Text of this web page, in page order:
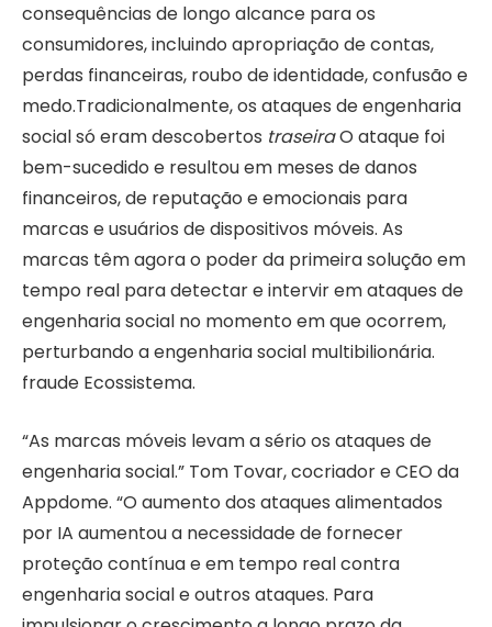
consequências de longo alcance para os
consumidores, incluindo apropriação de contas,
perdas financeiras, roubo de identidade, confusão e
medo.Tradicionalmente, os ataques de engenharia
social só eram descobertos traseiraO ataque foi
bem-sucedido e resultou em meses de danos
financeiros, de reputação e emocionais para
marcas e usuários de dispositivos móveis. As
marcas têm agora o poder da primeira solução em
tempo real para detectar e intervir em ataques de
engenharia social no momento em que ocorrem,
perturbando a engenharia social multibilionária.
fraude Ecossistema.
“As marcas móveis levam a sério os ataques de
engenharia social.” Tom Tovar, cocriador e CEO da
Appdome. “O aumento dos ataques alimentados
por IA aumentou a necessidade de fornecer
proteção contínua e em tempo real contra
engenharia social e outros ataques. Para